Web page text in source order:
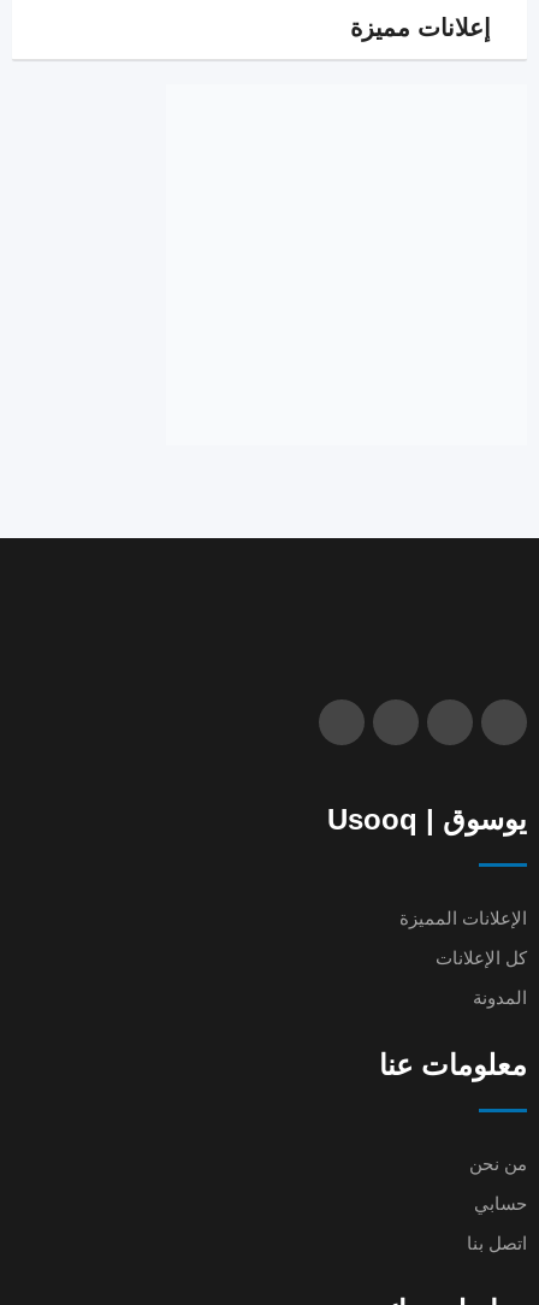
إعلانات مميزة
يوسوق | Usooq
الإعلانات المميزة
كل الإعلانات
المدونة
معلومات عنا
من نحن
حسابي
اتصل بنا